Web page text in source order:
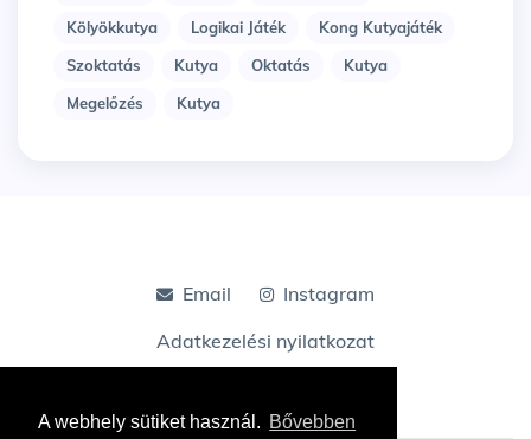
A webhely sütiket használ. Bővebben
Kölyökkutya
Logikai Játék
Kong Kutyajáték
Szoktatás
Kutya Oktatás
Kutya
Megelőzés
Kutya
Email
Instagram
Adatkezelési nyilatkozat